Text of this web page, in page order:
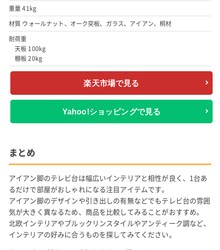
重量 41kg
材質 ウォールナット、オーク突板、ガラス、アイアン、桐材
耐荷重
天板 100kg
棚板 20kg
楽天市場で見る
Yahoo!ショッピングで見る
まとめ
アイアン脚のテレビ台は幅広いインテリアと相性が良く、1台あ
るだけで部屋がおしゃれになる注目アイテムです。
アイアン脚のデザインや引き出しの有無などでもテレビ台の雰囲
気が大きく異なるため、商品を比較してみることがおすすめ。
北欧インテリアやブルックリンスタイルやアンティーク調など、
インテリアの好みに合うものを探してみてください。